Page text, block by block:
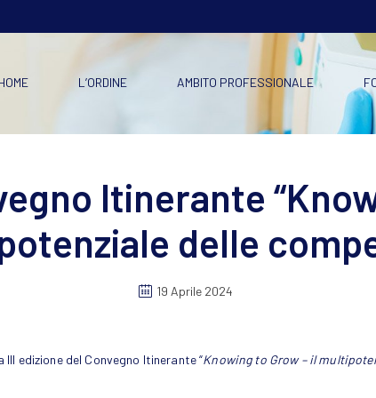
L’ORDINE AMBITO PROFESSIONALE
Itinerante
delle
19 Aprile 2024
edizione del Convegno Itinerante “Knowing to Grow – il